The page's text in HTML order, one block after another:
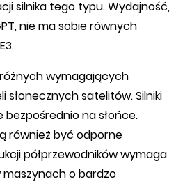
silnika tego typu. Wydajność,
nie ma sobie równych
różnych wymagających
satelitów. Silniki
bezpośrednio na słońce.
również być odporne
półprzewodników wymaga
maszynach o bardzo